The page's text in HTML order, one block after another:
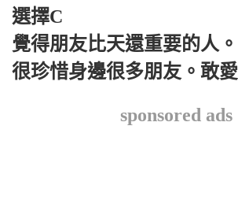
選擇C
覺得朋友比天還重要的人。
很珍惜身邊很多朋友。敢
sponsored ads